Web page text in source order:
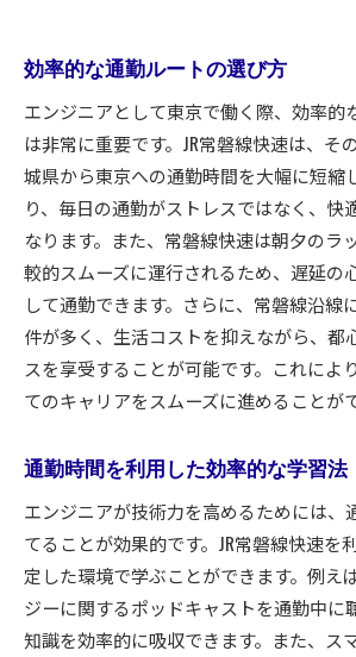
効率的な通勤ルートの選び方
エンジニアとして東京で働く際、効率的
は非常に重要です。JR常磐線快速は、そ
城県から東京への通勤時間を大幅に短縮
り、毎日の通勤がストレスではなく、快
なります。また、常磐線快速は朝夕のラ
較的スムーズに運行されるため、遅延の
して通勤できます。さらに、常磐線沿線
件が多く、生活コストを抑えながら、都
スを享受することが可能です。これによ
てのキャリアをスムーズに進めることが
通勤時間を利用した効率的な学習法
エンジニアが技術力を高めるためには、
てることが効果的です。JR常磐線快速を
定した環境で学ぶことができます。例え
ジーに関するポッドキャストを通勤中に
知識を効率的に吸収できます。また、ス